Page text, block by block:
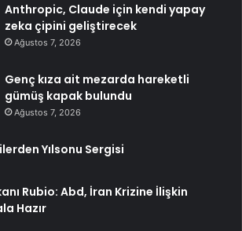
Anthropic, Claude için kendi yapay
zeka çipini geliştirecek
Ağustos 7, 2026
Genç kıza ait mezarda hareketli
gümüş kapak bulundu
Ağustos 7, 2026
Yılsonu Sergisi
Rubio: Abd, İran Krizine İlişkin
Hazır